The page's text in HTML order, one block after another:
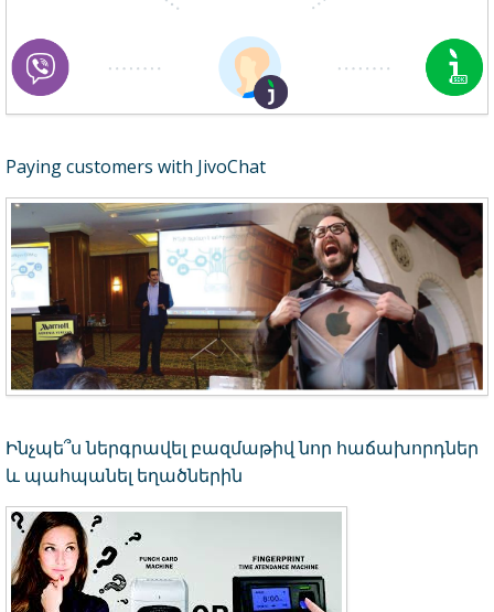
Paying customers with JivoChat
Ինչպե՞ս ներգրավել բազմաթիվ նոր հաճախորդներ
և պահպանել եղածներին